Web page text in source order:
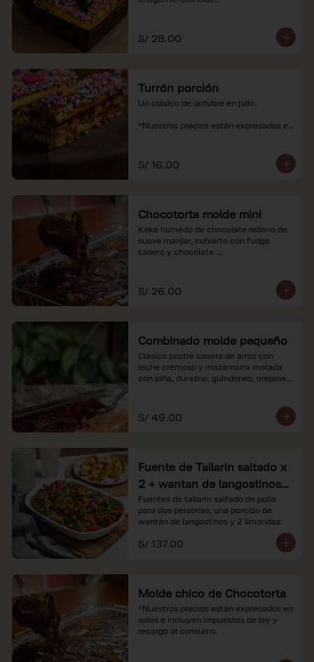
soles e incluyen impuestos de ley y
recargo al consumo.
S/ 28.00
Turrón porción
Un clásico de octubre en julio.
*Nuestros precios están expresados en
S/ 16.00
Chocotorta molde mini
Keke húmedo de chocolate relleno de
suave manjar, cubierto con fudge
casero y chocolate.
soles e incluyen impuestos de ley y
recargo al consumo. Imagenes
S/ 26.00
Combinado molde pequeño
Clásico postre casero de arroz con
leche cremoso y mazamorra morada
con piña, durazno, guindones, orejones
*Nuestros precios están expresados en
soles e incluyen impuestos de ley y
S/ 49.00
Fuente de Tallarin saltado x
2 + wantan de langostinos +
2 limonadas
Fuentes de tallarín saltado de pollo
para dos personas, una porción de
wantán de langostinos y 2 limondas.
S/ 137.00
Molde chico de Chocotorta
*Nuestros precios están expresados en
soles e incluyen impuestos de ley y
recargo al consumo.